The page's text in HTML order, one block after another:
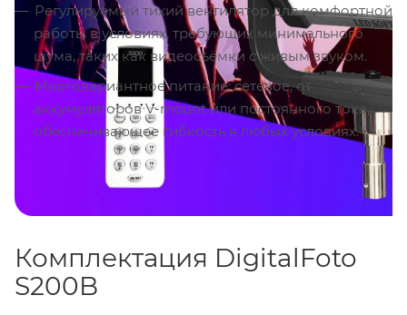
Регулируемый тихий вентилятор для комфортной
работы в условиях, требующих минимального
шума, таких как видеосъёмки с живым звуком.
Многовариантное питание: сетевое, от
аккумуляторов V-mount или постоянного тока,
обеспечивающее гибкость в любых условиях.
Комплектация DigitalFoto
S200B